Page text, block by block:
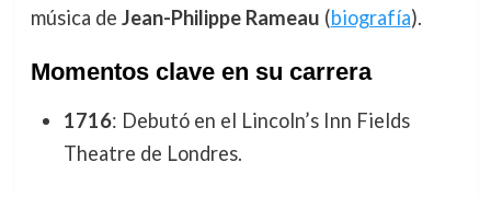
música de Jean-Philippe Rameau (biografía).
Momentos clave en su carrera
1716: Debutó en el Lincoln’s Inn Fields
Theatre de Londres.